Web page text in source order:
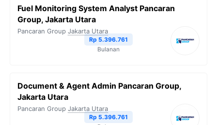
Fuel Monitoring System Analyst Pancaran
Group, Jakarta Utara
Pancaran Group Jakarta Utara
Rp 5.396.761
Bulanan
Document & Agent Admin Pancaran Group,
Jakarta Utara
Pancaran Group Jakarta Utara
Rp 5.396.761